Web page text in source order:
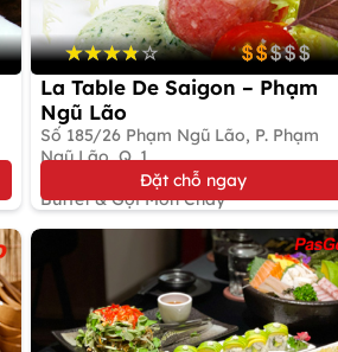
La Table De Saigon – Phạm
Ngũ Lão
Số 185/26 Phạm Ngũ Lão, P. Phạm
Ngũ Lão, Q. 1
Đặt bàn giữ chỗ
Buffet & Gọi Món Chay
Đặt chỗ ngay